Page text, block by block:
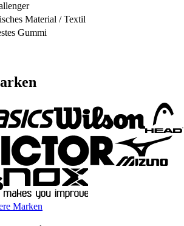
Material / Textil
Gummi
Marken